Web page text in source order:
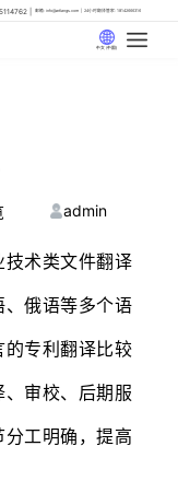
邮箱: info@artlangs.com 24小时翻译管家: 18142666316
中文 (中国)
admin
术类文件翻译
俄语等多个语
专利翻译比较
审校、后期服
工明确，提高